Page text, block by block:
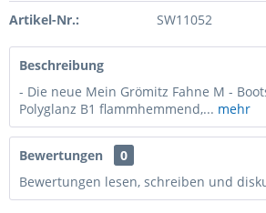
Artikel-Nr.: SW11052
Beschreibung
- Die neue Mein Grömitz Fahne M -
Polyglanz B1 flammhemmend,... mehr
Bewertungen
0
Bewertungen lesen, schreiben und